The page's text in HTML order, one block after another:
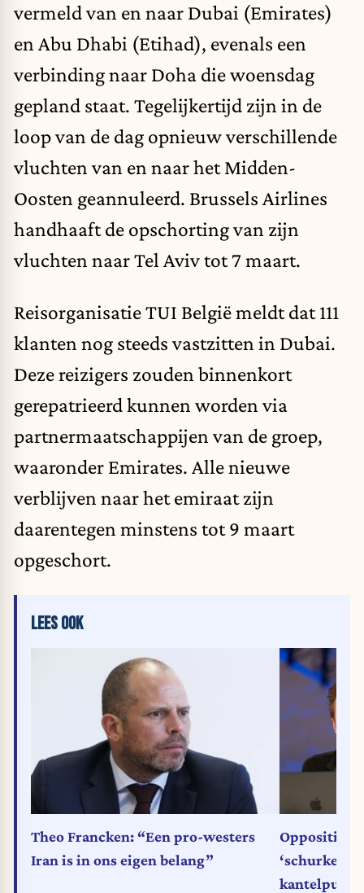
vermeld van en naar Dubai (Emirates)
en Abu Dhabi (Etihad), evenals een
verbinding naar Doha die woensdag
gepland staat. Tegelijkertijd zijn in de
loop van de dag opnieuw verschillende
vluchten van en naar het Midden-
Oosten geannuleerd. Brussels Airlines
handhaaft de opschorting van zijn
vluchten naar Tel Aviv tot 7 maart.
Reisorganisatie TUI België meldt dat 111
klanten nog steeds vastzitten in Dubai.
Deze reizigers zouden binnenkort
gerepatrieerd kunnen worden via
partnermaatschappijen van de groep,
waaronder Emirates. Alle nieuwe
verblijven naar het emiraat zijn
daarentegen minstens tot 9 maart
opgeschort.
LEES OOK
Theo Francken: “Een pro-westers
Iran is in ons eigen belang”
Oppositie
kantelpunt’